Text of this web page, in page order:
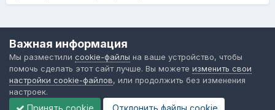
Форум общественного транспорта
Powered by Invision Community
Важная информация
Мы разместили cookie-файлы на ваше устройство, чтобы
помочь сделать этот сайт лучше. Вы можете изменить свои
настройки cookie-файлов, или продолжить без изменения
настроек.
Принять cookie Отклонить файлы сookie